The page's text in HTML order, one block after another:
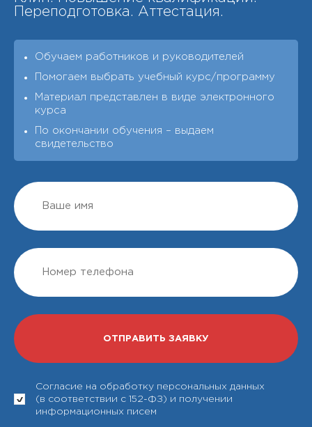
Переподготовка. Аттестация.
Обучаем работников и руководителей
Помогаем выбрать учебный курс/программу
Материал представлен в виде электронного
курса
По окончании обучения – выдаeм
свидетельство
Согласие на обработку персональных данных
(в соответствии с 152-ФЗ) и получении
информационных писем